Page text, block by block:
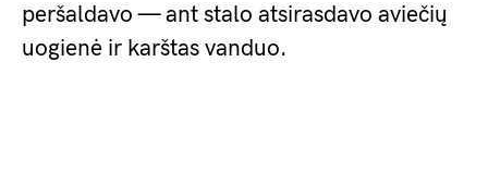
peršaldavo — ant stalo atsirasdavo aviečių
uogienė ir karštas vanduo.